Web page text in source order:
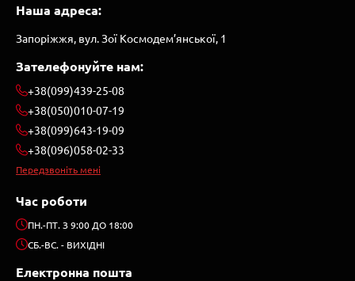
Наша адреса:
Запоріжжя, вул. Зої Космодем’янської, 1
Зателефонуйте нам:
+38(099)439-25-08
+38(050)010-07-19
+38(099)643-19-09
+38(096)058-02-33
Передзвоніть мені
Час роботи
ПН.-ПТ. З 9:00 ДО 18:00
СБ.-ВС. - ВИХІДНІ
Електронна пошта